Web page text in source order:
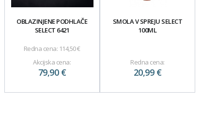
OBLAZINJENE PODHLAČE
SELECT 6421
Redna cena: 114,50 €
Akcijska cena:
79,90 €
SMOLA V SPREJU SELECT
100ML
Redna cena:
20,99 €